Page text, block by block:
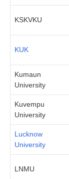
KSKVKU
KUK
Kumaun
University
Kuvempu
University
Lucknow
University
LNMU